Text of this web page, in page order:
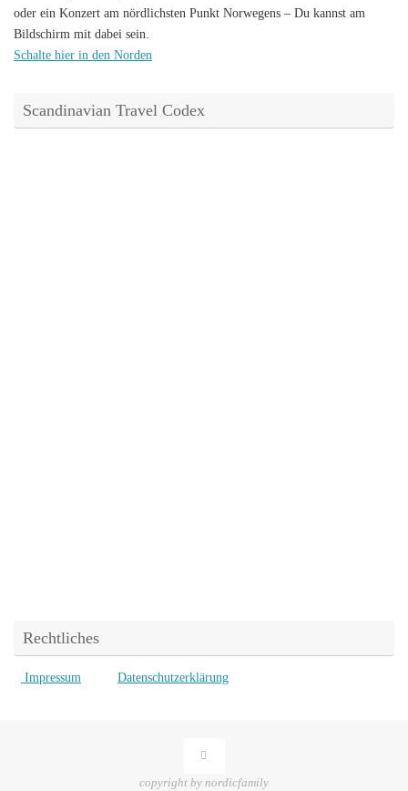
oder ein Konzert am nördlichsten Punkt Norwegens – Du kannst am
Bildschirm mit dabei sein.
Schalte hier in den Norden
Scandinavian Travel Codex
Rechtliches
Impressum Datenschutzerklärung
copyright by nordicfamily